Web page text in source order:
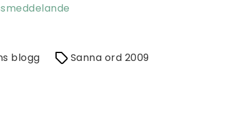
blogg Sanna ord 2009